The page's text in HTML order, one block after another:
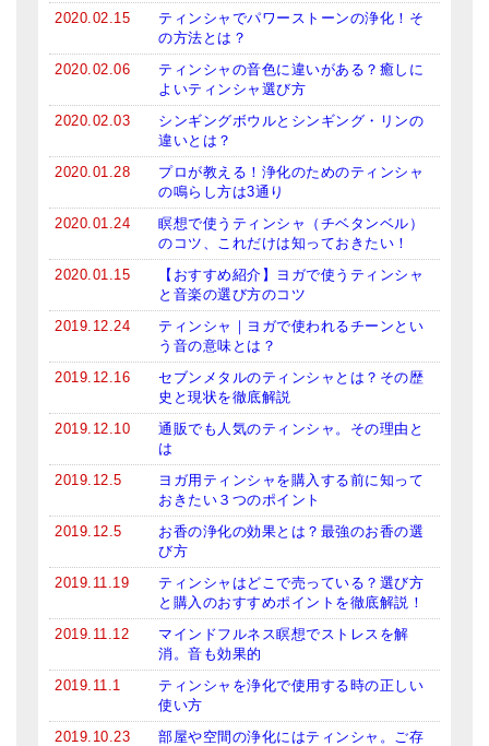
2020.02.15
ティンシャでパワーストーンの浄化！そ
の方法とは？
2020.02.06
ティンシャの音色に違いがある？癒しに
よいティンシャ選び方
2020.02.03
シンギングボウルとシンギング・リンの
違いとは？
2020.01.28
プロが教える！浄化のためのティンシャ
の鳴らし方は3通り
2020.01.24
瞑想で使うティンシャ（チベタンベル）
のコツ、これだけは知っておきたい！
2020.01.15
【おすすめ紹介】ヨガで使うティンシャ
と音楽の選び方のコツ
2019.12.24
ティンシャ｜ヨガで使われるチーンとい
う音の意味とは？
2019.12.16
セブンメタルのティンシャとは？その歴
史と現状を徹底解説
2019.12.10
通販でも人気のティンシャ。その理由と
は
2019.12.5
ヨガ用ティンシャを購入する前に知って
おきたい３つのポイント
2019.12.5
お香の浄化の効果とは？最強のお香の選
び方
2019.11.19
ティンシャはどこで売っている？選び方
と購入のおすすめポイントを徹底解説！
2019.11.12
マインドフルネス瞑想でストレスを解
消。音も効果的
2019.11.1
ティンシャを浄化で使用する時の正しい
使い方
2019.10.23
部屋や空間の浄化にはティンシャ。ご存